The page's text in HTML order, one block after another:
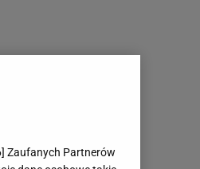
] Zaufanych Partnerów